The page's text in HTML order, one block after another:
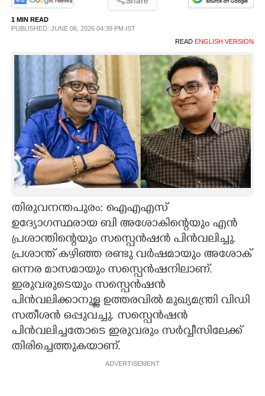
LIFESTYLE
SPIRITUAL
INFO+
ART
ASTRO
LITERATURE
ZOOM
CONTACT US
1 MIN READ
PUBLISHED: JUNE 06, 2026 04:39 PM IST
READ ENGLISH VERSION
തിരുവനന്തപുരം: ഐഎഎസ്
ഉദ്യോഗസ്ഥരായ ബി അശോകിന്റെയും എൻ
പ്രശാന്തിന്റെയും സസ്പെൻഷൻ പിൻവലിച്ചു.
പ്രശാന്ത് കഴിഞ്ഞ രണ്ടു വർഷമായും അശോക്
ഒന്നര മാസമായും സസ്പെൻഷനിലാണ്.
ഇരുവരുടെയും സസ്പെൻഷൻ
പിൻവലിക്കാനുള്ള ഉത്തരവിൽ മുഖ്യമന്ത്രി വിഡി
സതീശൻ ഒപ്പുവച്ചു. സസ്പെൻഷൻ
പിൻവലിച്ചതോടെ ഇരുവരും സർവ്വീസിലേക്ക്
തിരിച്ചെത്തുകയാണ്.
ADVERTISEMENT